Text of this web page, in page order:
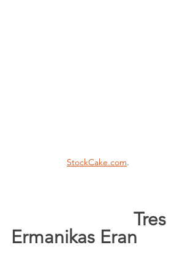
StockCake.com.
Ermanikas Eran